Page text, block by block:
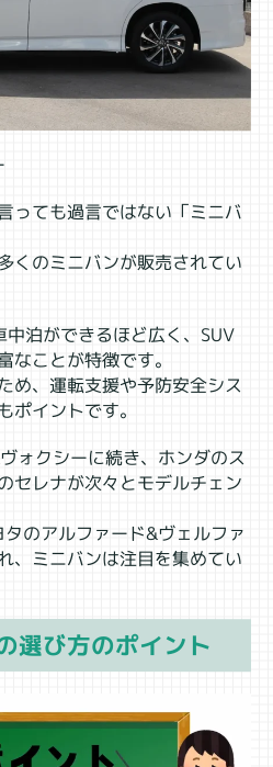
っても過言ではない「ミニバ
くのミニバンが販売されてい
泊ができるほど広く、SUV
なことが特徴です。
め、運転支援や予防安全シス
ポイントです。
ォクシーに続き、ホンダのス
セレナが次々とモデルチェン
のアルファード&ヴェルファ
、ミニバンは注目を集めてい
選び方のポイント